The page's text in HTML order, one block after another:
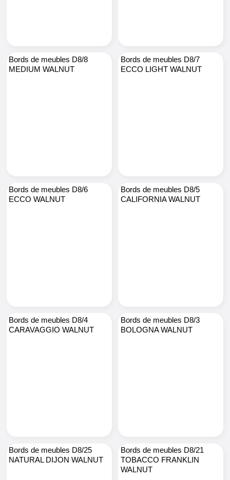
Bords de meubles D8/8
MEDIUM WALNUT
Bords de meubles D8/7
ECCO LIGHT WALNUT
Bords de meubles D8/6
ECCO WALNUT
Bords de meubles D8/5
CALIFORNIA WALNUT
Bords de meubles D8/4
CARAVAGGIO WALNUT
Bords de meubles D8/3
BOLOGNA WALNUT
Bords de meubles D8/25
NATURAL DIJON WALNUT
Bords de meubles D8/21
TOBACCO FRANKLIN
WALNUT